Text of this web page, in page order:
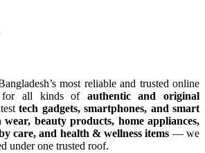
most reliable and trusted online
for all kinds of authentic and original
tech gadgets, smartphones, and smart
wear, beauty products, home appliances,
care, and health & wellness items — we
under one trusted roof.